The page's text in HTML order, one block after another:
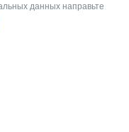
данных направьте